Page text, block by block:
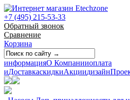
+7 (495) 215-53-33
Обратный звонок
Сравнение
Корзина
информацияО Компанииоплата
иДоставкаскидкиАкциидизайн